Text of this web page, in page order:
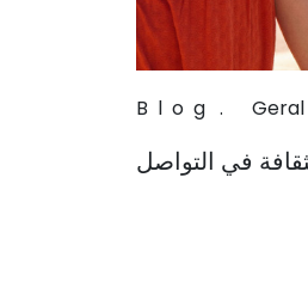
Blog . Geral
في التواصل